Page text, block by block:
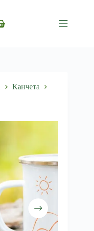
Канчета